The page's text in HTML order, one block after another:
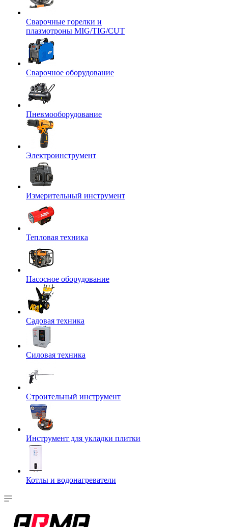
Сварочные горелки и
плазмотроны MIG/TIG/CUT
Сварочное оборудование
Пневмооборудование
Электроинструмент
Измерительный инструмент
Тепловая техника
Насосное оборудование
Садовая техника
Силовая техника
Строительный инструмент
Инструмент для укладки плитки
Котлы и водонагреватели